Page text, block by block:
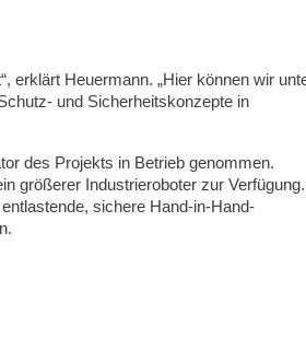
erklärt Heuermann. „Hier können wir
und Sicherheitskonzepte in
des Projekts in Betrieb genommen.
größerer Industrieroboter zur Verfügung.
sichere Hand-in-Hand-